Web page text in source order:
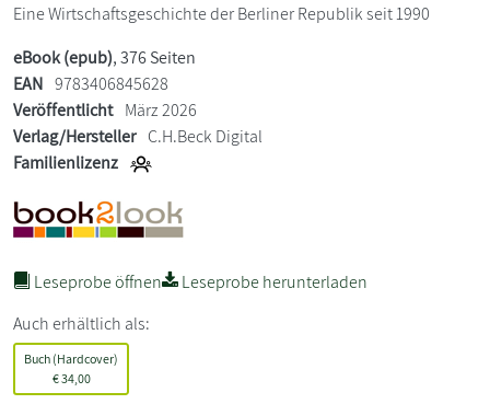
Eine Wirtschaftsgeschichte der Berliner Republik seit 1990
eBook (epub), 376 Seiten
EAN 9783406845628
Veröffentlicht März 2026
Verlag/Hersteller C.H.Beck Digital
Familienlizenz
Leseprobe öffnen
Leseprobe herunterladen
Auch erhältlich als:
Buch (Hardcover)
€34,00